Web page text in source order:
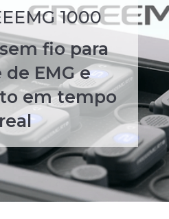
1000
fio para
de EMG e
em tempo
real